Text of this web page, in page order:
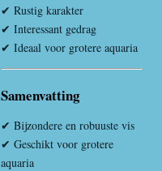
✔ Rustig karakter
✔ Interessant gedrag
✔ Ideaal voor grotere aquaria
Samenvatting
✔ Bijzondere en robuuste vis
✔ Geschikt voor grotere
aquaria